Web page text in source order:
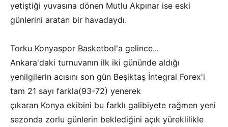
yetiştiği yuvasına dönen Mutlu Akpınar ise eski
günlerini aratan bir havadaydı.
Torku Konyaspor Basketbol'a gelince...
Ankara'daki turnuvanın ilk iki gününde aldığı
yenilgilerin acısını son gün Beşiktaş İntegral Forex'i
tam 21 sayı farkla(93-72) yenerek
çıkaran Konya ekibini bu farklı galibiyete rağmen yeni
sezonda zorlu günlerin beklediğini açık yüreklilikle